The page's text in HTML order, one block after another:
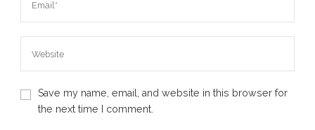
Save my name, email, and website in this browser for
the next time I comment.